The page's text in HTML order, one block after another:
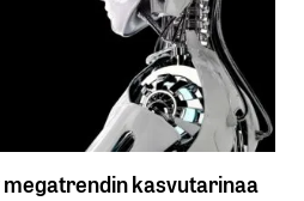
megatrendin kasvutarinaa